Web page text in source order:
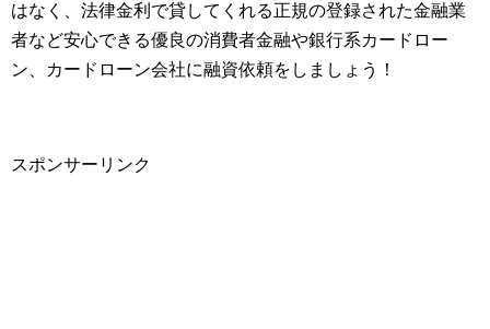
はなく、法律金利で貸してくれる正規の登録された金融業
者など安心できる優良の消費者金融や銀行系カードロー
ン、カードローン会社に融資依頼をしましょう！
スポンサーリンク